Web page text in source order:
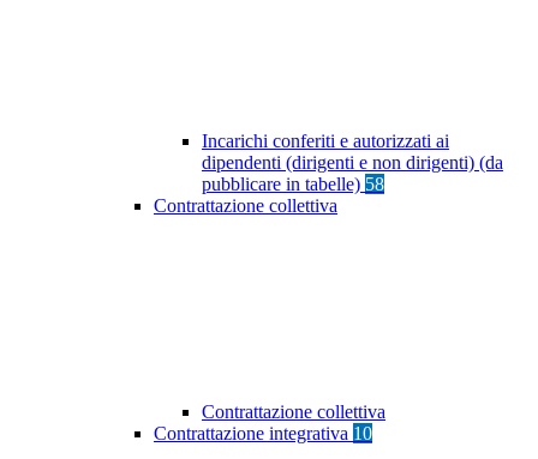
Incarichi conferiti e autorizzati ai
dipendenti (dirigenti e non dirigenti) (da
pubblicare in tabelle) 58
Contrattazione collettiva
Contrattazione collettiva
Contrattazione integrativa 10